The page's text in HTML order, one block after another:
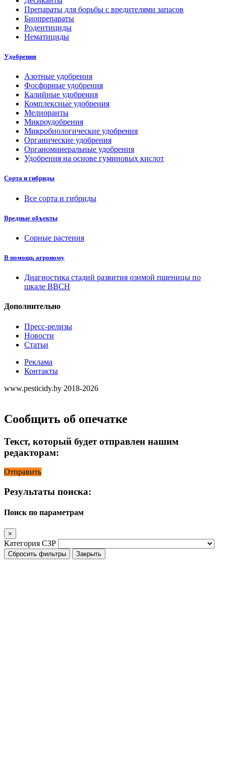
Препараты для борьбы с вредителями запасов
Биопрепараты
Родентициды
Нематициды
Удобрения
Азотные удобрения
Фосфорные удобрения
Калийные удобрения
Комплексные удобрения
Мелиоранты
Микроудобрения
Микробиологические удобрения
Органические удобрения
Органоминеральные удобрения
Удобрения на основе гуминовых кислот
Сорта и гибриды
Все сорта и гибриды
Вредные объекты
Сорные растения
В помощь агроному
Диагностика стадий развития озимой пшеницы по
шкале ВВСН
Дополнительно
Пресс-релизы
Новости
Статьи
Реклама
Контакты
www.pesticidy.by 2018-2026
Сообщить об опечатке
Текст, который будет отправлен нашим
редакторам:
Отправить
Результаты поиска:
Поиск по параметрам
×
Категория СЗР
Сбросить фильтры Закрыть